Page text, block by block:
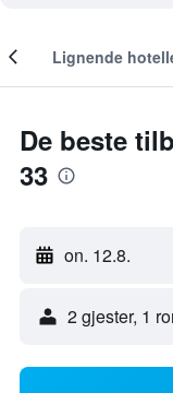
Lignende
De beste
33
on. 12.8.
2 gjester, 1